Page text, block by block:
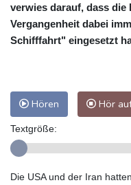
verwies darauf, dass
Vergangenheit dabei
Schifffahrt" eingesetzt
Hören Hör
Textgröße:
Die USA und der Iran